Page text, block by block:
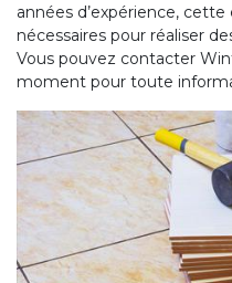
années d’expérience,
nécessaires pour réaliser
Vous pouvez contacter
moment pour toute